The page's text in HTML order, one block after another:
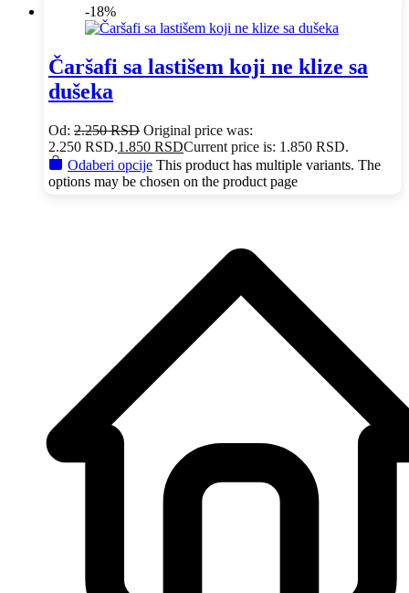
-18%
Čaršafi sa lastišem koji ne klize sa
dušeka
Od: 2.250RSD Original price was:
2.250 RSD.1.850 RSDCurrent price is: 1.850 RSD.
Odaberi opcije This product has multiple variants. The
options may be chosen on the product page